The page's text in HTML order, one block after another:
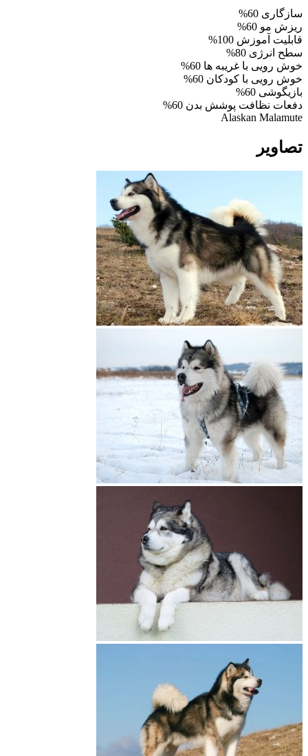
سازگاری 60%
ریزش مو 60%
قابلیت آموزش 100%
سطح انرژی 80%
خوش رویی با غریبه ها 60%
خوش رویی با کودکان 60%
بازیگوشی 60%
دفعات نظافت پوشش بدن 60%
Alaskan Malamute
تصاویر